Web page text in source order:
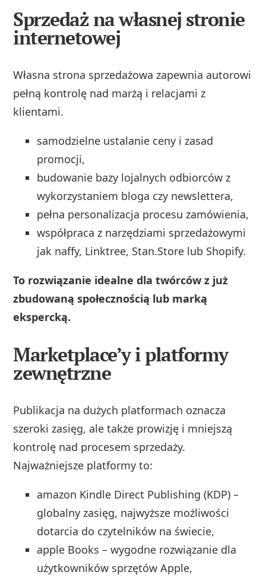
Sprzedaż na własnej stronie
internetowej
Własna strona sprzedażowa zapewnia autorowi
pełną kontrolę nad marżą i relacjami z
klientami.
samodzielne ustalanie ceny i zasad
promocji,
budowanie bazy lojalnych odbiorców z
wykorzystaniem bloga czy newslettera,
pełna personalizacja procesu zamówienia,
współpraca z narzędziami sprzedażowymi
jak naffy, Linktree, Stan.Store lub Shopify.
To rozwiązanie idealne dla twórców z już
zbudowaną społecznością lub marką
ekspercką.
Marketplace’y i platformy
zewnętrzne
Publikacja na dużych platformach oznacza
szeroki zasięg, ale także prowizję i mniejszą
kontrolę nad procesem sprzedaży.
Najważniejsze platformy to:
amazon Kindle Direct Publishing (KDP) –
globalny zasięg, najwyższe możliwości
dotarcia do czytelników na świecie,
apple Books – wygodne rozwiązanie dla
użytkowników sprzętów Apple,